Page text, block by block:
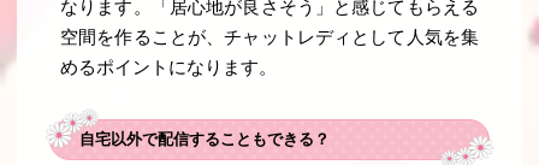
なります。「居心地が良さそう」と感じてもらえる
空間を作ることが、チャットレディとして人気を集
めるポイントになります。
自宅以外で配信することもできる？